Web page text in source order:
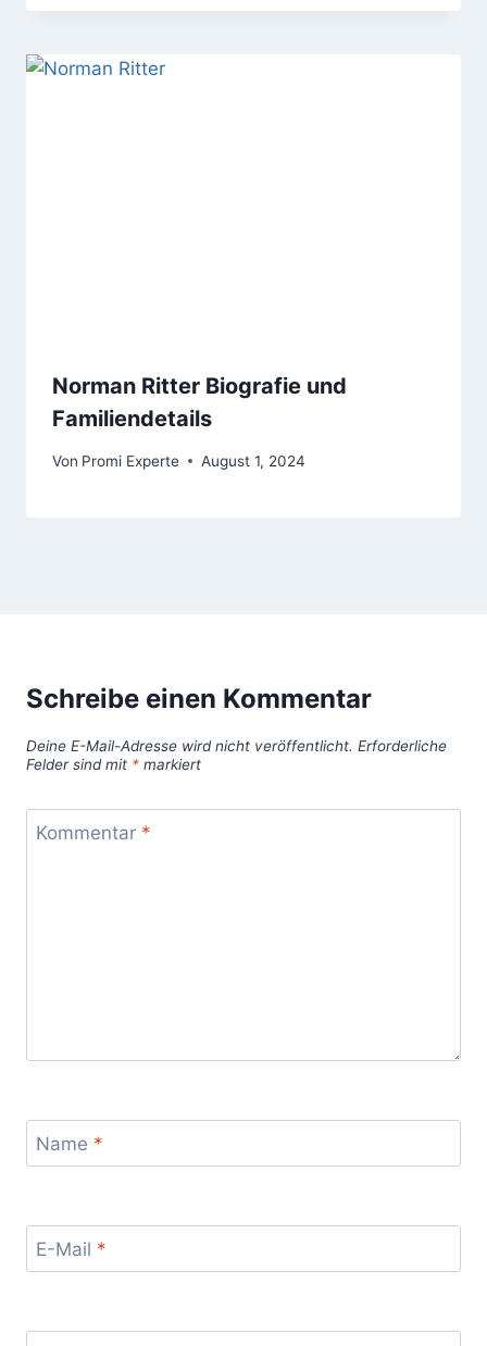
Norman Ritter Biografie und
Familiendetails
Von Promi Experte August 1, 2024
Schreibe einen Kommentar
Deine E-Mail-Adresse wird nicht veröffentlicht. Erforderliche
Felder sind mit * markiert
Kommentar *
Name *
E-Mail *